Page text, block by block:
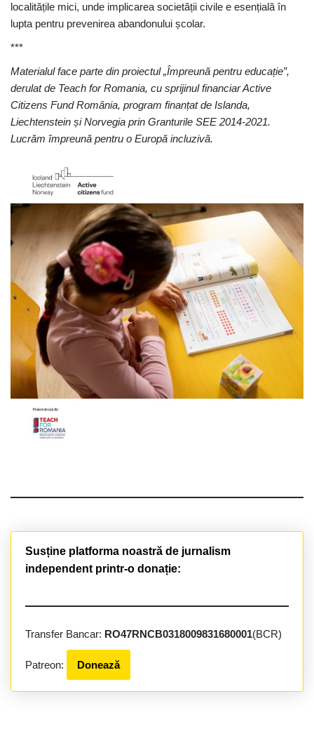
localitățile mici, unde implicarea societății civile e esențială în
lupta pentru prevenirea abandonului școlar.
***
Materialul face parte din proiectul „Împreună pentru educație”,
derulat de Teach for Romania, cu sprijinul financiar Active
Citizens Fund România, program finanțat de Islanda,
Liechtenstein și Norvegia prin Granturile SEE 2014-2021.
Lucrăm împreună pentru o Europă incluzivă.
Susține platforma noastră de jurnalism
independent printr-o donație:
Transfer Bancar: RO47RNCB0318009831680001(BCR)
Patreon: Donează